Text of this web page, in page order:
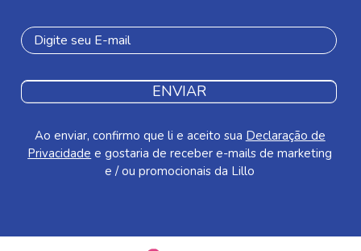
ENVIAR
Ao enviar, confirmo que li e aceito sua Declaração de
Privacidade e gostaria de receber e-mails de marketing
e / ou promocionais da Lillo